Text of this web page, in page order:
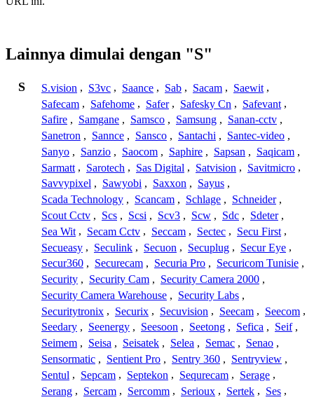
Lainnya dimulai dengan "S"
S S.vision , S3vc , Saance , Sab , Sacam , Saewit ,
Safecam , Safehome , Safer , Safesky Cn , Safevant ,
Safire , Samgane , Samsco , Samsung , Sanan-cctv ,
Sanetron , Sannce , Sansco , Santachi , Santec-video ,
Sanyo , Sanzio , Saocom , Saphire , Sapsan , Saqicam ,
Sarmatt , Sarotech , Sas Digital , Satvision , Savitmicro ,
Savvypixel , Sawyobi , Saxxon , Sayus ,
Scada Technology , Scancam , Schlage , Schneider ,
Scout Cctv , Scs , Scsi , Scv3 , Scw , Sdc , Sdeter ,
Sea Wit , Secam Cctv , Seccam , Sectec , Secu First ,
Secueasy , Seculink , Secuon , Secuplug , Secur Eye ,
Secur360 , Securecam , Securia Pro , Securicom Tunisie ,
Security , Security Cam , Security Camera 2000 ,
Security Camera Warehouse , Security Labs ,
Securitytronix , Securix , Secuvision , Seecam , Seecom ,
Seedary , Seenergy , Seesoon , Seetong , Sefica , Seif ,
Seimem , Seisa , Seisatek , Selea , Semac , Senao ,
Sensormatic , Sentient Pro , Sentry 360 , Sentryview ,
Sentul , Sepcam , Septekon , Sequrecam , Serage ,
Serang , Sercam , Sercomm , Serioux , Sertek , Ses ,